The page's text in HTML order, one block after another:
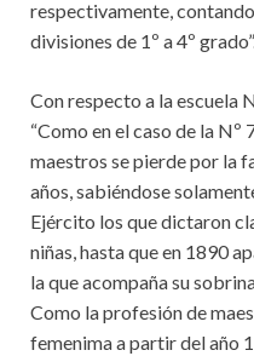
respectivamente,
divisiones de 1º a 4º
Con respecto a la escuela
“Como en el caso de la Nº
maestros se pierde por la
años, sabiéndose
Ejército los que dictaron
niñas, hasta que en 1890
la que acompaña su
Como la profesión de
femenima a partir del año